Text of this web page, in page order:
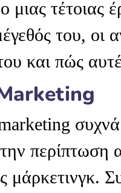
μιας τέτοιας
του, οι
και πώς
συχνά
περίπτωση
μάρκετινγκ.